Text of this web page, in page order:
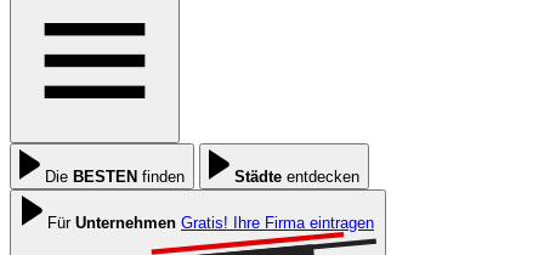
Die BESTEN finden Städte entdecken
Für Unternehmen Gratis! Ihre Firma eintragen